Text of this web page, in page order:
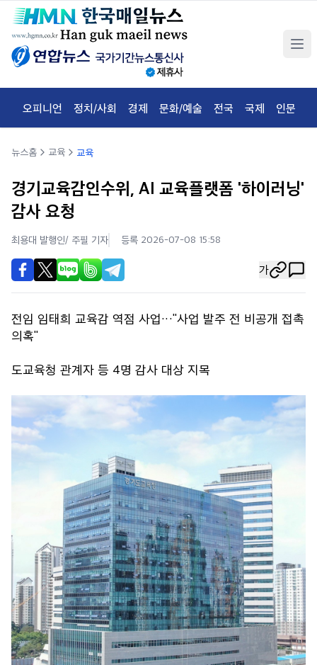
오피니언 정치/사회 경제 문화/예술 전국 국제 인문
뉴스홈 교육 교육
경기교육감인수위, AI 교육플랫폼 '하이러닝'
감사 요청
최용대 발행인/ 주필 기자 등록 2026-07-08 15:58
가
전임 임태희 교육감 역점 사업…"사업 발주 전 비공개 접촉
의혹"
도교육청 관계자 등 4명 감사 대상 지목